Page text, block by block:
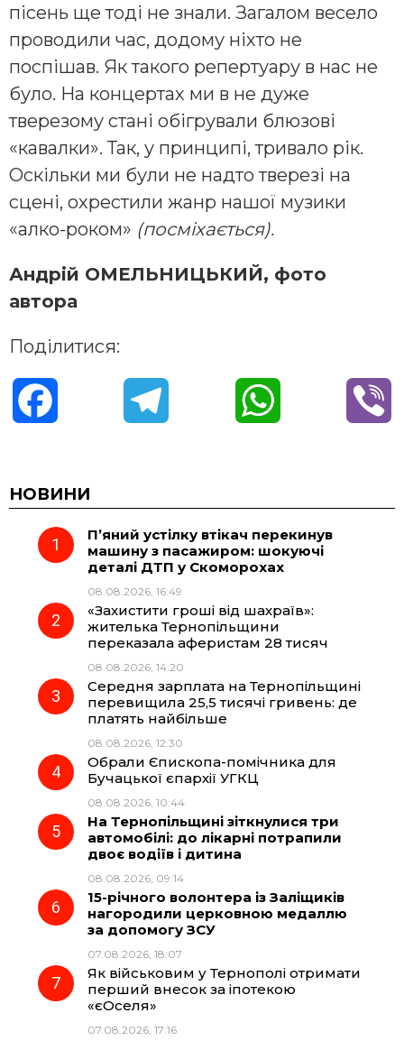
пісень ще тоді не знали. Загалом весело
проводили час, додому ніхто не
поспішав. Як такого репертуару в нас не
було. На концертах ми в не дуже
тверезому стані обігрували блюзові
«кавалки». Так, у принципі, тривало рік.
Оскільки ми були не надто тверезі на
сцені, охрестили жанр нашої музики
«алко-роком» (посміхається).
Андрій ОМЕЛЬНИЦЬКИЙ, фото
автора
Поділитися:
c
e
o
k
e
g
r
a
m
t
НОВИНИ
П’яний устілку втікач перекинув
машину з пасажиром: шокуючі
деталі ДТП у Скоморохах
08.08.2026, 16:49
«Захистити гроші від шахраїв»:
жителька Тернопільщини
переказала аферистам 28 тисяч
08.08.2026, 14:20
Середня зарплата на Тернопільщині
перевищила 25,5 тисячі гривень: де
платять найбільше
08.08.2026, 12:30
Обрали Єпископа-помічника для
Бучацької єпархії УГКЦ
08.08.2026, 10:44
На Тернопільщині зіткнулися три
автомобілі: до лікарні потрапили
двоє водіїв і дитина
08.08.2026, 09:14
15-річного волонтера із Заліщиків
нагородили церковною медаллю
за допомогу ЗСУ
07.08.2026, 18:07
Як військовим у Тернополі отримати
перший внесок за іпотекою
«єОселя»
07.08.2026, 17:16